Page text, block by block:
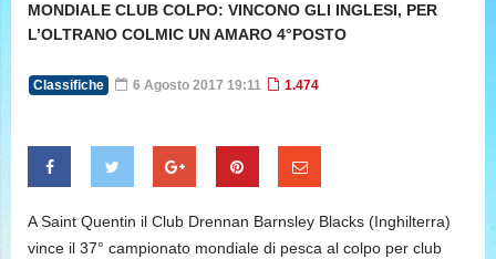
v
g
a
MONDIALE CLUB COLPO: VINCONO GLI INGLESI, PER
L’OLTRANO COLMIC UN AMARO 4°POSTO
Classifiche 6 Agosto 2017 19:11 1.474
A Saint Quentin il Club Drennan Barnsley Blacks (Inghilterra)
vince il 37° campionato mondiale di pesca al colpo per club